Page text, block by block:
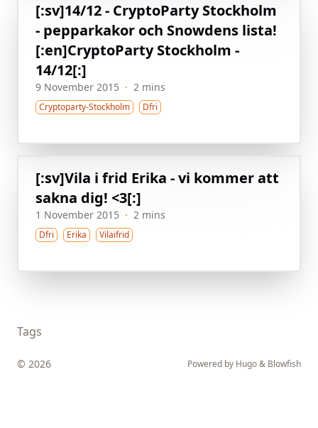
[:sv]14/12 - CryptoParty Stockholm
- pepparkakor och Snowdens lista!
[:en]CryptoParty Stockholm -
14/12[:]
9 November 2015 · 2 mins
Cryptoparty-Stockholm Dfri
[:sv]Vila i frid Erika - vi kommer att
sakna dig! <3[:]
1 November 2015 · 2 mins
Dfri Erika Vilaifrid
Tags
© 2026 Powered by Hugo& Blowfish